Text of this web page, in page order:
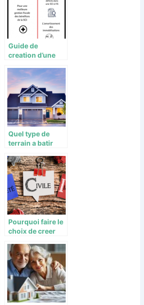
Guide de
creation d’une
Quel type de
terrain a batir
Pourquoi faire le
choix de creer